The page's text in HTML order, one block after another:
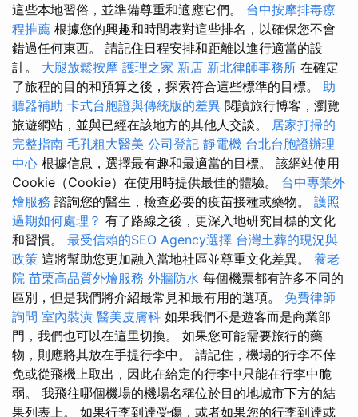
這些本地習俗，並準備尊重和適應它們。 台中按摩排毒療
程推薦 根據您的興趣和時間表對這些排名，以確保您不會
錯過任何東西。 請記住日程安排和距離以進行適當的設
計。 大腿放鬆按摩 護理之家 新店 新北律師事務所 在確定
了旅程的目的和預算之後，探索符合這些標準的目標。 助
聽器補助 卡式台胞證與傳統版的差異 閱讀旅行博客，瀏覽
旅遊網站，並與已經在該地方的其他人交談。 居家打掃的
完整指南 毛孔粗大醫美 公司登記 靜電機 台北台胞證辦理
中心 根據信息，選擇最有趣和最適當的目標。 該網站使用
Cookie（Cookie）在使用時提供最佳的體驗。 台中專業外
燴服務 諮詢您的醫生，檢查必要的疫苗接種或藥物。 護照
過期如何處理？ 有了路線之後，更深入地研究目標的文化
和習慣。 最受信賴的SEO Agency選擇 台灣土葬的現況與
政策 這將幫助您更加融入當地社區並尊重文化差異。 養老
院 苗栗高品質外燴服務 外牆防水 每個機票都有許多不同的
區別，但是我們將介紹最常見和最有用的選項。 免費律師
詢問 室內裝潢 醫美皮膚科 如果我們不是遊客而是商業部
門，我們也可以在這里切換。 如果您可能需要旅行的藥
物，則應將其放在手提行李中。 請記住，機場的行李不倖
免或從飛機上取出，因此在給定的行李中只能在行李中脆
弱。 我飛往哪個機場的機場名稱位於目的地城市下方的結
果列表上。 如果行李到達受傷，或者如果您的行李到達或